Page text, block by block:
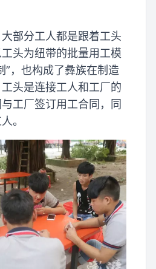
部分工人都是跟着工头
头为纽带的批量用工模
”，也构成了彝族在制造
头是连接工人和工厂的
工厂签订用工合同，同
。